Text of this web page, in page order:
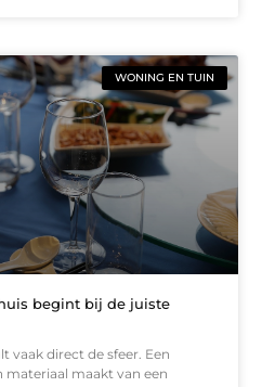
WONING EN TUIN
begint bij de juiste
vaak direct de sfeer. Een
materiaal maakt van een